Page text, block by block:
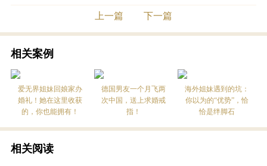
上一篇 下一篇
相关案例
爱无界姐妹回娘家办
婚礼！她在这里收获
的，你也能拥有！
德国男友一个月飞两
次中国，送上求婚戒
指！
海外姐妹遇到的坑：
你以为的“优势”，恰
恰是绊脚石
相关阅读